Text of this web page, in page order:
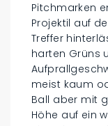
Pitchmarken
Projektil auf
Treffer
harten Grüns
meist kaum
Ball aber mit
Höhe auf ein